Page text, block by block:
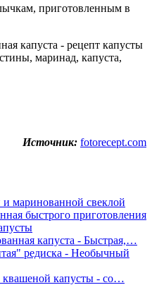
приготовленным в
Источник: fotorecept.com
маринованной свеклой
быстрого приготовления
капуста - Быстрая,…
редиска - Необычный
капусты - со…